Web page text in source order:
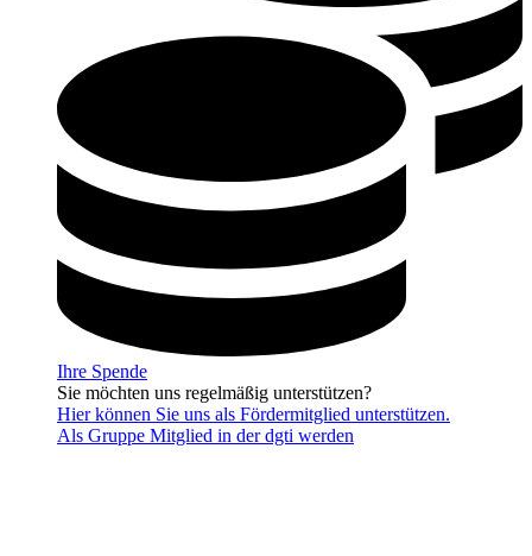
Ihre Spende
Sie möchten uns regelmäßig unterstützen?
Hier können Sie uns als Fördermitglied unterstützen.
Als Gruppe Mitglied in der dgti werden